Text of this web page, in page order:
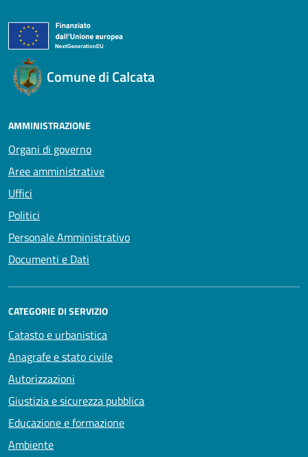
Comune di Calcata
AMMINISTRAZIONE
Organi di governo
Aree amministrative
Uffici
Politici
Personale Amministrativo
Documenti e Dati
CATEGORIE DI SERVIZIO
Catasto e urbanistica
Anagrafe e stato civile
Autorizzazioni
Giustizia e sicurezza pubblica
Educazione e formazione
Ambiente